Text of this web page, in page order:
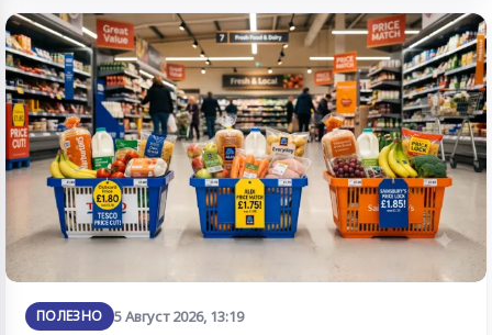
ПОЛЕЗНО 5 Август 2026, 13:19